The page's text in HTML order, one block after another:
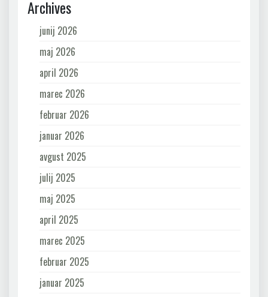
Archives
junij 2026
maj 2026
april 2026
marec 2026
februar 2026
januar 2026
avgust 2025
julij 2025
maj 2025
april 2025
marec 2025
februar 2025
januar 2025